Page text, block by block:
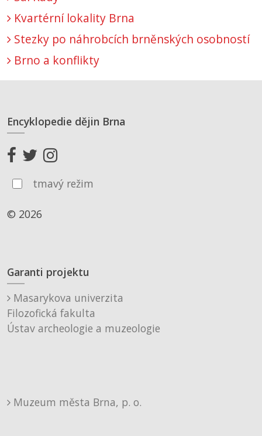
Kvartérní lokality Brna
Stezky po náhrobcích brněnských osobností
Brno a konflikty
Encyklopedie dějin Brna
tmavý režim
© 2026
Garanti projektu
Masarykova univerzita
Filozofická fakulta
Ústav archeologie a muzeologie
Muzeum města Brna, p. o.